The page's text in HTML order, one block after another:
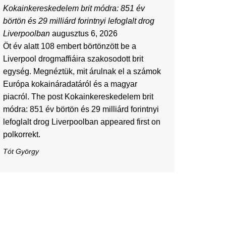
Kokainkereskedelem brit módra: 851 év
börtön és 29 milliárd forintnyi lefoglalt drog
Liverpoolban augusztus 6, 2026
Öt év alatt 108 embert börtönzött be a
Liverpool drogmaffiáira szakosodott brit
egység. Megnéztük, mit árulnak el a számok
Európa kokaináradatáról és a magyar
piacról. The post Kokainkereskedelem brit
módra: 851 év börtön és 29 milliárd forintnyi
lefoglalt drog Liverpoolban appeared first on
polkorrekt.
Tót György